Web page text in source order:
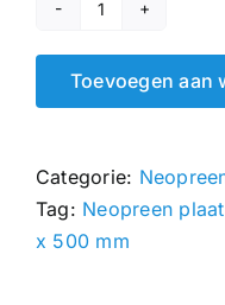
Neopreen
plaatrubber
(CR)
|
500
x
Toevoegen aan
Categorie:
Tag: Neopreen
x 500 mm